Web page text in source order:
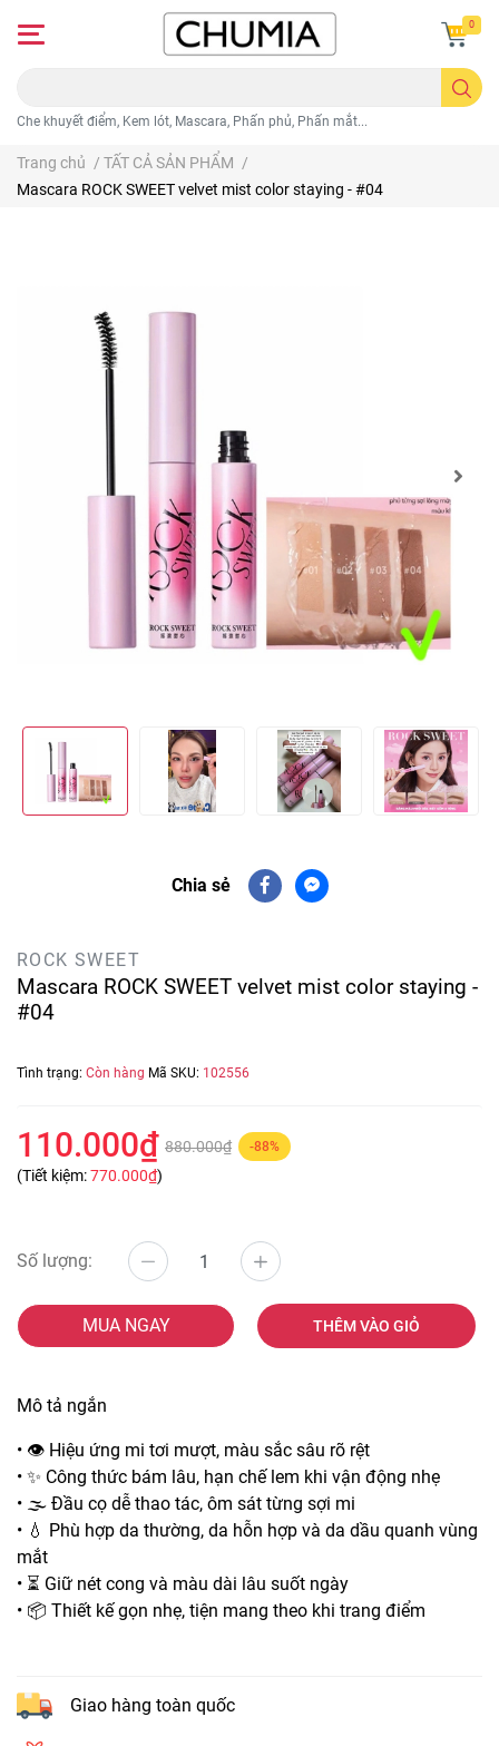
Che khuyết điểm, Kem lót, Mascara, Phấn phủ, Phấn mắt...
0
Trang chủ / TẤT CẢ SẢN PHẨM /
Mascara ROCK SWEET velvet mist color staying - #04
Chia sẻ
ROCK SWEET
Mascara ROCK SWEET velvet mist color staying -
#04
Tình trạng: Còn hàng Mã SKU: 102556
110.000₫ 880.000₫ -88%
(Tiết kiệm:770.000₫)
Số lượng:
MUA NGAY THÊM VÀO GIỎ
Mô tả ngắn
• 👁️ Hiệu ứng mi tơi mượt, màu sắc sâu rõ rệt
• ✨ Công thức bám lâu, hạn chế lem khi vận động nhẹ
• 🌫️ Đầu cọ dễ thao tác, ôm sát từng sợi mi
• 💧 Phù hợp da thường, da hỗn hợp và da dầu quanh vùng
mắt
• ⏳ Giữ nét cong và màu dài lâu suốt ngày
• 📦 Thiết kế gọn nhẹ, tiện mang theo khi trang điểm
Giao hàng toàn quốc